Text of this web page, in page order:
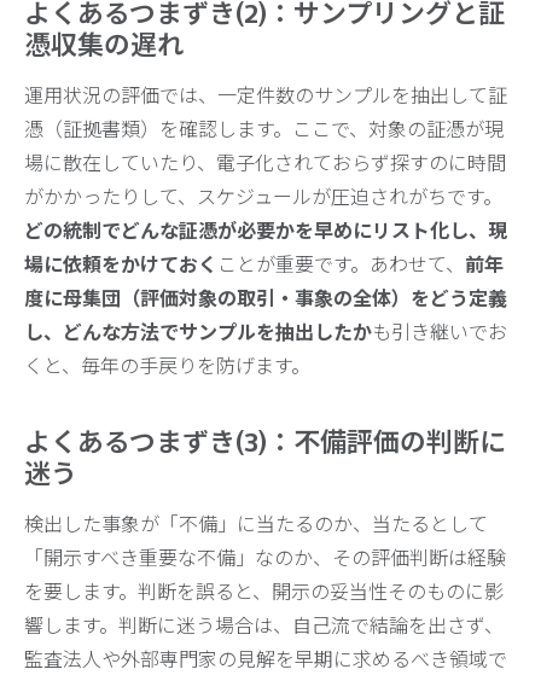
よくあるつまずき(2)：サンプリングと証
憑収集の遅れ
運用状況の評価では、一定件数のサンプルを抽出して証
憑（証拠書類）を確認します。ここで、対象の証憑が現
場に散在していたり、電子化されておらず探すのに時間
がかかったりして、スケジュールが圧迫されがちです。
どの統制でどんな証憑が必要かを早めにリスト化し、現
場に依頼をかけておく ことが重要です。あわせて、 前年
度に母集団（評価対象の取引・事象の全体）をどう定義
し、どんな方法でサンプルを抽出したかも引き継いでお
くと、毎年の手戻りを防げます。
よくあるつまずき(3)：不備評価の判断に
迷う
検出した事象が「不備」に当たるのか、当たるとして
「開示すべき重要な不備」なのか、その評価判断は経験
を要します。判断を誤ると、開示の妥当性そのものに影
響します。判断に迷う場合は、自己流で結論を出さず、
監査法人や外部専門家の見解を早期に求めるべき領域で